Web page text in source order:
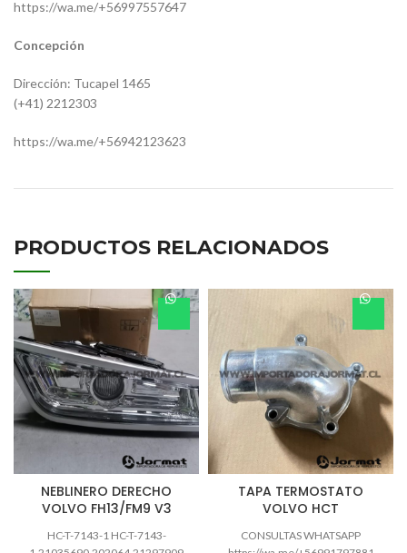
https://wa.me/+56997557647
Concepción
Dirección: Tucapel 1465
(+41) 2212303
https://wa.me/+56942123623
PRODUCTOS RELACIONADOS
NEBLINERO DERECHO
VOLVO FH13/FM9 V3
HC-T-7143-1 HC-T-7143-
TAPA TERMOSTATO
VOLVO HCT
CONSULTAS WHATSAPP